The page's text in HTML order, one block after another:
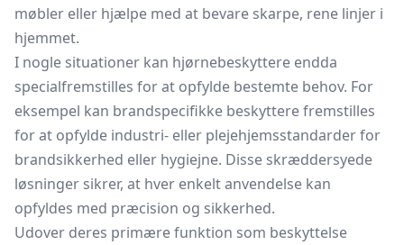
møbler eller hjælpe med at bevare skarpe, rene linjer i
hjemmet.
I nogle situationer kan hjørnebeskyttere endda
specialfremstilles for at opfylde bestemte behov. For
eksempel kan brandspecifikke beskyttere fremstilles
for at opfylde industri- eller plejehjemsstandarder for
brandsikkerhed eller hygiejne. Disse skræddersyede
løsninger sikrer, at hver enkelt anvendelse kan
opfyldes med præcision og sikkerhed.
Udover deres primære funktion som beskyttelse